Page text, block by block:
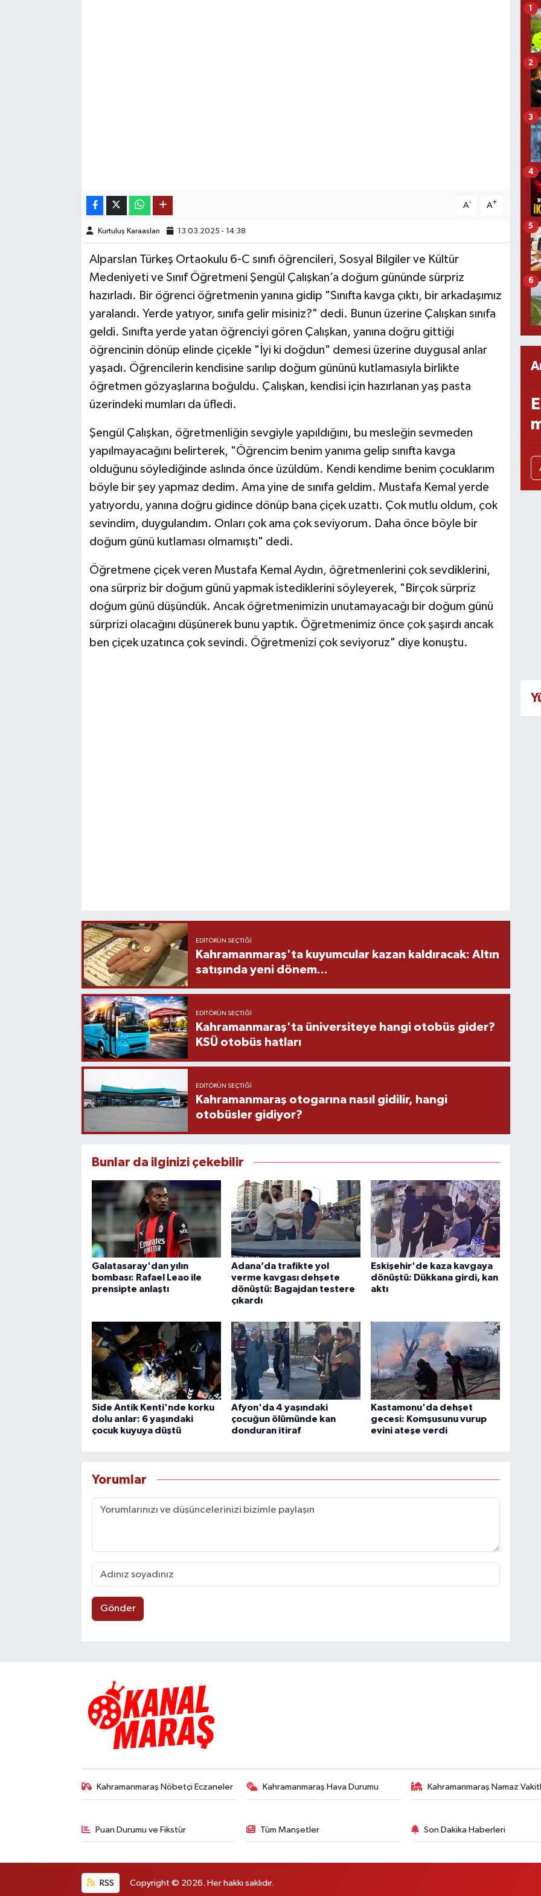
A- A+
Kurtuluş Karaaslan 13.03.2025 - 14:38
Alparslan Türkeş Ortaokulu 6-C sınıfı öğrencileri, Sosyal Bilgiler ve Kültür
Medeniyeti ve Sınıf Öğretmeni Şengül Çalışkan’a doğum gününde sürpriz
hazırladı. Bir öğrenci öğretmenin yanına gidip "Sınıfta kavga çıktı, bir arkadaşımız
yaralandı. Yerde yatıyor, sınıfa gelir misiniz?" dedi. Bunun üzerine Çalışkan sınıfa
geldi. Sınıfta yerde yatan öğrenciyi gören Çalışkan, yanına doğru gittiği
öğrencinin dönüp elinde çiçekle "İyi ki doğdun" demesi üzerine duygusal anlar
yaşadı. Öğrencilerin kendisine sarılıp doğum gününü kutlamasıyla birlikte
öğretmen gözyaşlarına boğuldu. Çalışkan, kendisi için hazırlanan yaş pasta
üzerindeki mumları da üfledi.
Şengül Çalışkan, öğretmenliğin sevgiyle yapıldığını, bu mesleğin sevmeden
yapılmayacağını belirterek, "Öğrencim benim yanıma gelip sınıfta kavga
olduğunu söylediğinde aslında önce üzüldüm. Kendi kendime benim çocuklarım
böyle bir şey yapmaz dedim. Ama yine de sınıfa geldim. Mustafa Kemal yerde
yatıyordu, yanına doğru gidince dönüp bana çiçek uzattı. Çok mutlu oldum, çok
sevindim, duygulandım. Onları çok ama çok seviyorum. Daha önce böyle bir
doğum günü kutlaması olmamıştı" dedi.
Öğretmene çiçek veren Mustafa Kemal Aydın, öğretmenlerini çok sevdiklerini,
ona sürpriz bir doğum günü yapmak istediklerini söyleyerek, "Birçok sürpriz
doğum günü düşündük. Ancak öğretmenimizin unutamayacağı bir doğum günü
sürprizi olacağını düşünerek bunu yaptık. Öğretmenimiz önce çok şaşırdı ancak
ben çiçek uzatınca çok sevindi. Öğretmenizi çok seviyoruz" diye konuştu.
EDITÖRÜN SEÇTIĞI
Kahramanmaraş'ta kuyumcular kazan kaldıracak: Altın
satışında yeni dönem...
EDITÖRÜN SEÇTIĞI
Kahramanmaraş'ta üniversiteye hangi otobüs gider?
KSÜ otobüs hatları
EDITÖRÜN SEÇTIĞI
Kahramanmaraş otogarına nasıl gidilir, hangi
otobüsler gidiyor?
Bunlar da ilginizi çekebilir
Galatasaray'dan yılın
bombası: Rafael Leao ile
prensipte anlaştı
Adana’da trafikte yol
verme kavgası dehşete
dönüştü: Bagajdan testere
çıkardı
Eskişehir'de kaza kavgaya
dönüştü: Dükkana girdi, kan
aktı
Side Antik Kenti'nde korku
dolu anlar: 6 yaşındaki
çocuk kuyuya düştü
Afyon'da 4 yaşındaki
çocuğun ölümünde kan
donduran itiraf
Kastamonu'da dehşet
gecesi: Komşusunu vurup
evini ateşe verdi
Yorumlar
Gönder
1
2
3
4
5
6
Kahramanmaraş Nöbetçi Eczaneler Kahramanmaraş Hava Durumu Kahramanmaraş Namaz
Puan Durumu ve Fikstür Tüm Manşetler Son Dakika Haberleri
RSS Copyright © 2026. Her hakkı saklıdır.